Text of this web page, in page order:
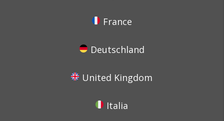
France
Deutschland
United Kingdom
Italia